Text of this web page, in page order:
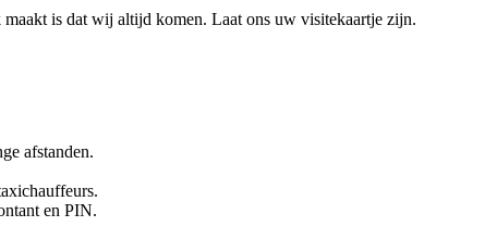
is dat wij altijd komen. Laat ons uw visitekaartje zijn.
afstanden.
en PIN.